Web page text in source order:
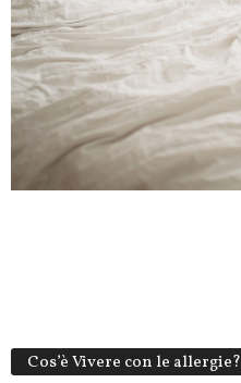
Cos’è Vivere con le allergie?